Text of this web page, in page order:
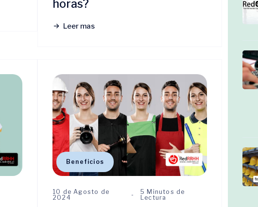
horas?
Leer mas
Beneficios
10 de Agosto de
2024
5 Minutos de
Lectura